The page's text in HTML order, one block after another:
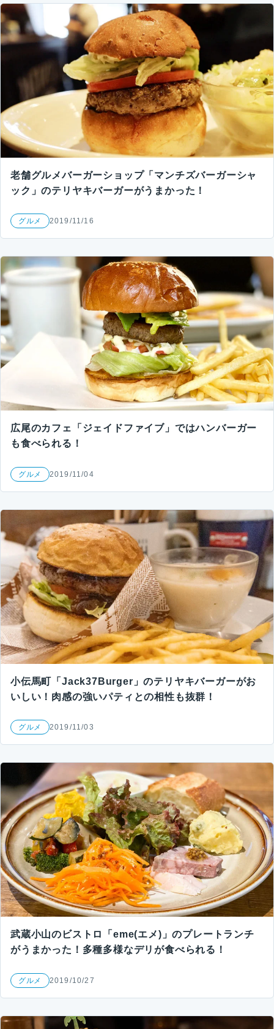
老舗グルメバーガーショップ「マンチズバーガーシャ
ック」のテリヤキバーガーがうまかった！
グルメ 2019/11/16
広尾のカフェ「ジェイドファイブ」ではハンバーガー
も食べられる！
グルメ 2019/11/04
小伝馬町「Jack37Burger」のテリヤキバーガーがお
いしい！肉感の強いパティとの相性も抜群！
グルメ 2019/11/03
武蔵小山のビストロ「eme(エメ)」のプレートランチ
がうまかった！多種多様なデリが食べられる！
グルメ 2019/10/27